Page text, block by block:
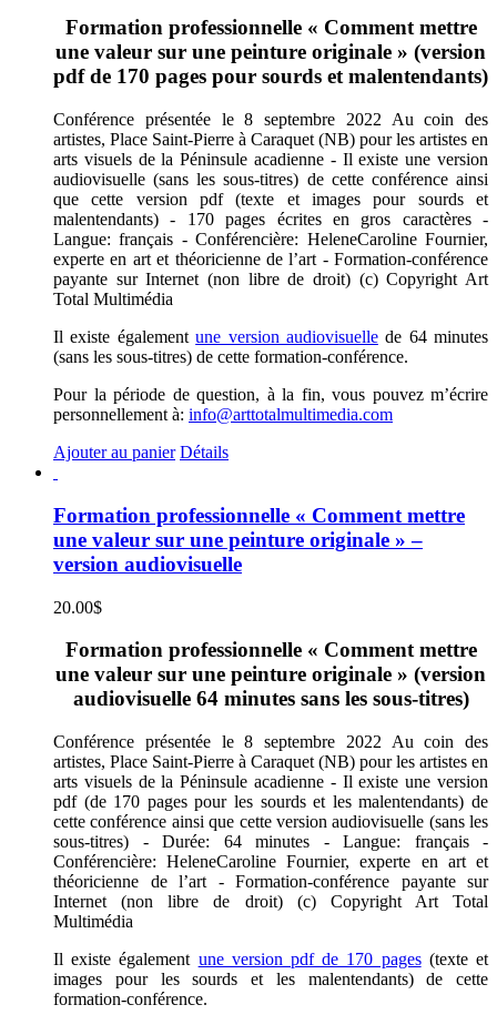
Formation professionnelle « Comment mettre
une valeur sur une peinture originale » (version
pdf de 170 pages pour sourds et malentendants)
Conférence présentée le 8 septembre 2022 Au coin des
artistes, Place Saint-Pierre à Caraquet (NB) pour les artistes en
arts visuels de la Péninsule acadienne - Il existe une version
audiovisuelle (sans les sous-titres) de cette conférence ainsi
que cette version pdf (texte et images pour sourds et
malentendants) - 170 pages écrites en gros caractères -
Langue: français - Conférencière: HeleneCaroline Fournier,
experte en art et théoricienne de l’art - Formation-conférence
payante sur Internet (non libre de droit) (c) Copyright Art
Total Multimédia
Il existe égalementune version audiovisuellede 64 minutes
(sans les sous-titres) de cette formation-conférence.
Pour la période de question, à la fin, vous pouvez m’écrire
personnellement à: info@arttotalmultimedia.com
Ajouter au panier Détails
Formation professionnelle « Comment mettre
une valeur sur une peinture originale » –
version audiovisuelle
20.00$
Formation professionnelle « Comment mettre
une valeur sur une peinture originale » (version
audiovisuelle 64 minutes sans les sous-titres)
Conférence présentée le 8 septembre 2022 Au coin des
artistes, Place Saint-Pierre à Caraquet (NB) pour les artistes en
arts visuels de la Péninsule acadienne - Il existe une version
pdf (de 170 pages pour les sourds et les malentendants) de
cette conférence ainsi que cette version audiovisuelle (sans les
sous-titres) - Durée: 64 minutes - Langue: français -
Conférencière: HeleneCaroline Fournier, experte en art et
théoricienne de l’art - Formation-conférence payante sur
Internet (non libre de droit) (c) Copyright Art Total
Multimédia
Il existe également une version pdf de 170 pages(texte et
images pour les sourds et les malentendants) de cette
formation-conférence.